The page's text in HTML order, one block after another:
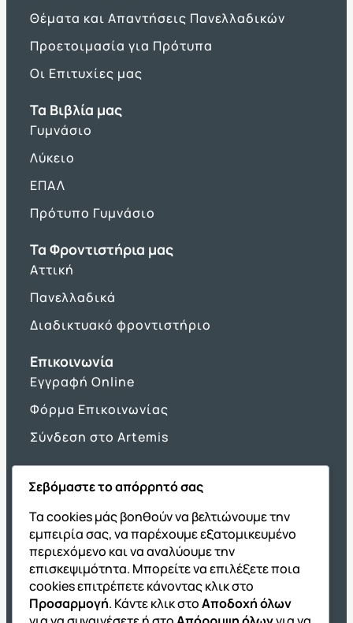
Θέματα και Απαντήσεις Πανελλαδικών
Προετοιμασία για Πρότυπα
Οι Επιτυχίες μας
Τα Βιβλία μας
Γυμνάσιο
Λύκειο
ΕΠΑΛ
Πρότυπο Γυμνάσιο
Τα Φροντιστήρια μας
Αττική
Πανελλαδικά
Διαδικτυακό φροντιστήριο
Επικοινωνία
Εγγραφή Online
Φόρμα Επικοινωνίας
Σύνδεση στο Artemis
Όμιλος ΔΙΑΚΡΟΤΗΜΑ
ΔΙΑΚΡΟΤΗΜΑ@Home
Σχολική Μελέτη After School
Εκδόσεις Καλαϊτζίδη
Franchise ΔΙΑΚΡΟΤΗΜΑ
Σεβόμαστε το απόρρητό σας
Τα cookies μάς βοηθούν να βελτιώνουμε την
εμπειρία σας, να παρέχουμε εξατομικευμένο
περιεχόμενο και να αναλύουμε την
επισκεψιμότητα. Μπορείτε να επιλέξετε ποια
cookies επιτρέπετε κάνοντας κλικ στο
Προσαρμογή. Κάντε κλικ στοΑποδοχή όλων